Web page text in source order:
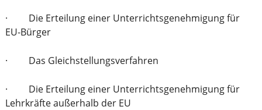
· Die Erteilung einer Unterrichtsgenehmigung für
EU-Bürger
· Das Gleichstellungsverfahren
· Die Erteilung einer Unterrichtsgenehmigung für
Lehrkräfte außerhalb der EU